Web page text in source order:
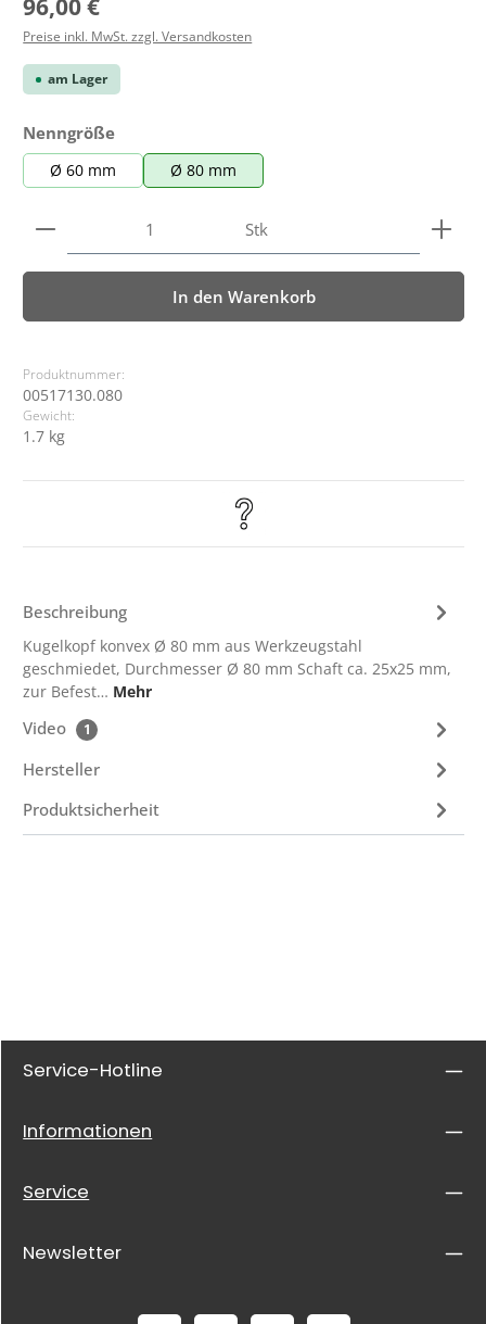
96,00 €
Preise inkl. MwSt. zzgl. Versandkosten
am Lager
Nenngrößeauswählen
Ø 60 mm Ø 80 mm
Produkt Anzahl: Gib den gewünschten Wert ein
Stk
In den Warenkorb
Produktnummer:
00517130.080
Gewicht:
1.7 kg
Beschreibung
Kugelkopf konvex Ø 80 mm aus Werkzeugstahl
geschmiedet, Durchmesser Ø 80 mm Schaft ca. 25x25 mm,
zur Befest… Mehr
Video 1
Hersteller
Produktsicherheit
Service-Hotline
Informationen
Service
Newsletter